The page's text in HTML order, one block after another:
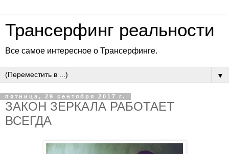
Трансерфинг реальности
Все самое интересное о Трансерфинге.
▼
пятница, 29 сентября 2017 г.
ЗАКОН ЗЕРКАЛА РАБОТАЕТ
ВСЕГДА